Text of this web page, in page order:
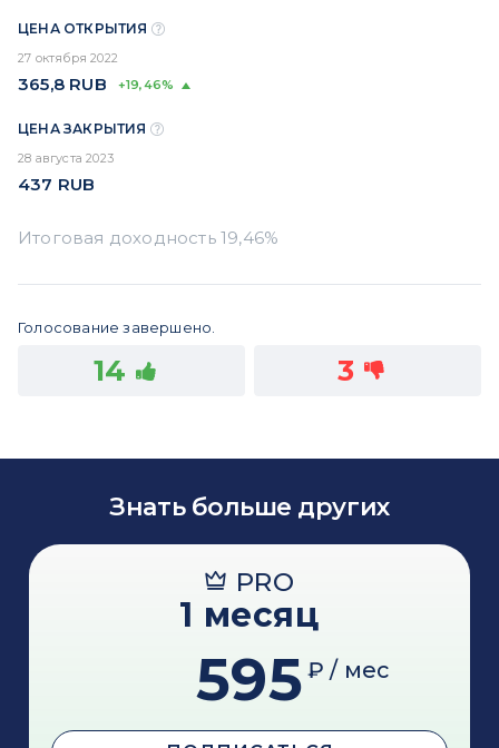
ЦЕНА ОТКРЫТИЯ
27 октября 2022
365,8 RUB +19,46%
ЦЕНА ЗАКРЫТИЯ
28 августа 2023
437 RUB
Голосование завершено.
14 3
Знать больше других
PRO
1 месяц
595 ₽ / мес